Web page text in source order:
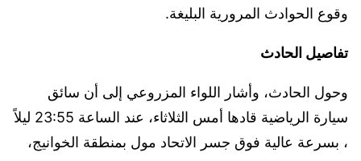
وقوع الحوادث المرورية البليغة.
تفاصيل الحادث
وحول الحادث، وأشار اللواء المزروعي إلى أن سائق
سيارة الرياضية قادها أمس الثلاثاء، عند الساعة 23:55 ليلاً
، بسرعة عالية فوق جسر الاتحاد مول بمنطقة الخوانيج،